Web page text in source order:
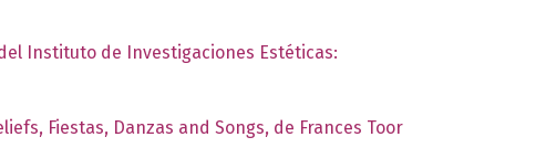
Instituto de Investigaciones Estéticas:
Fiestas, Danzas and Songs, de Frances Toor